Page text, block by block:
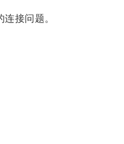
接问题。